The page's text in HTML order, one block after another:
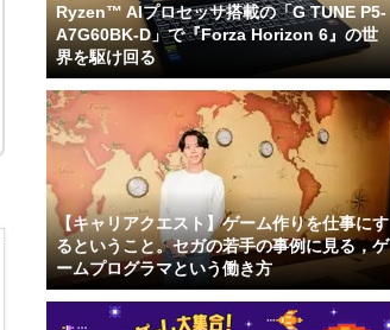
Ryzen™ AIプロセッサ搭載の「G TUNE P5-
A7G60BK-D」で『Forza Horizon 6』の世
界を駆け回る
【キャリアクエスト】ゲーム作りを仕事にす
るということ。セガの若手の事例に見る，ゲ
ームプログラマという働き方